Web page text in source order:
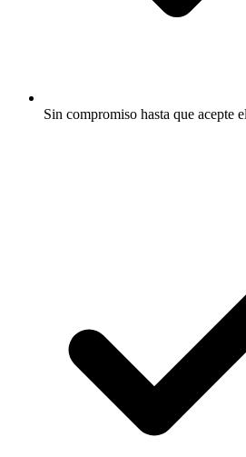
Sin compromiso hasta que acepte